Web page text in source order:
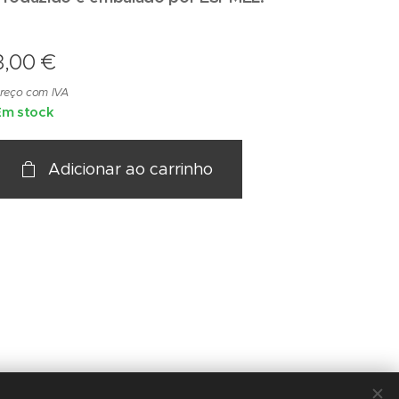
€
com IVA
stock
Adicionar ao carrinho